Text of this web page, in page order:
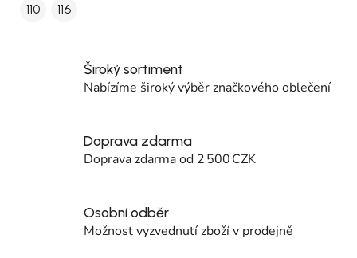
110 116
Široký sortiment
Nabízíme široký výběr značkového oblečení
Doprava zdarma
Doprava zdarma od 2 500 CZK
Osobní odběr
Možnost vyzvednutí zboží v prodejně